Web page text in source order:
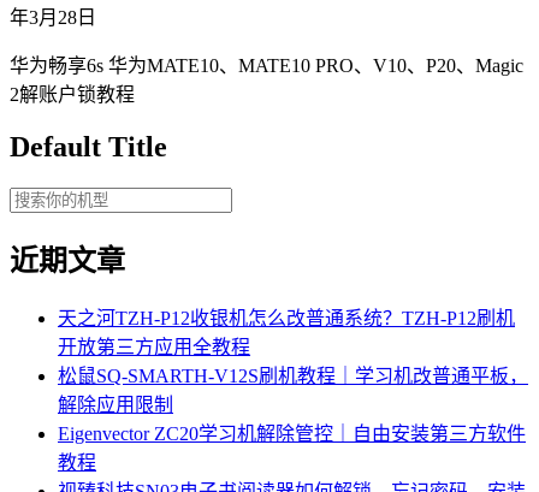
年3月28日
华为畅享6s 华为MATE10、MATE10 PRO、V10、P20、Magic
2解账户锁教程
Default Title
近期文章
天之河TZH-P12收银机怎么改普通系统？TZH-P12刷机
开放第三方应用全教程
松鼠SQ-SMARTH-V12S刷机教程｜学习机改普通平板，
解除应用限制
Eigenvector ZC20学习机解除管控｜自由安装第三方软件
教程